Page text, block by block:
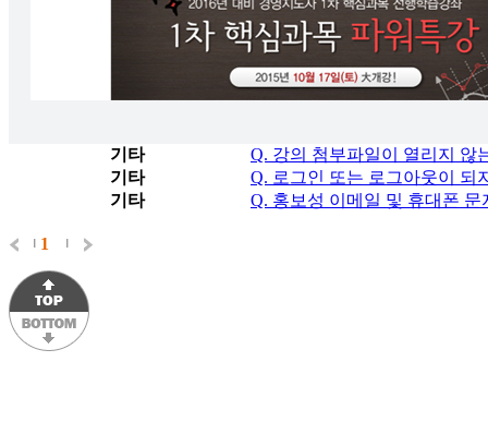
기타
Q. 강의 첨부파일이 열리지 않
기타
Q. 로그인 또는 로그아웃이 되
기타
Q. 홍보성 이메일 및 휴대폰
1